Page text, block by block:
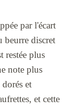
par l'écart
beurre discret
restée plus
note plus
et
et cette